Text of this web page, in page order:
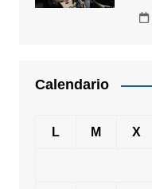
Calendario
L M X